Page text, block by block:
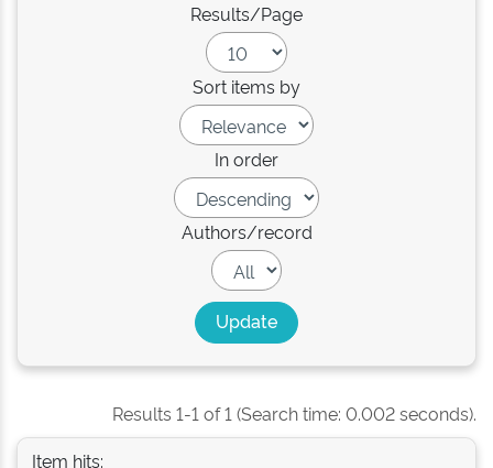
Results/Page
Sort items by
In order
Authors/record
Results 1-1 of 1 (Search time: 0.002 seconds).
Item hits: